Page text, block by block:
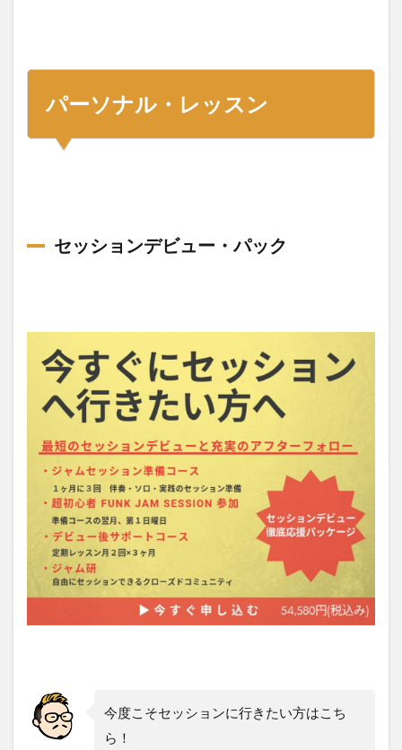
パーソナル・レッスン
セッションデビュー・パック
今度こそセッションに行きたい方はこち
ら！